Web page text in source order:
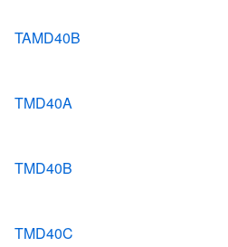
TAMD40B
TMD40A
TMD40B
TMD40C